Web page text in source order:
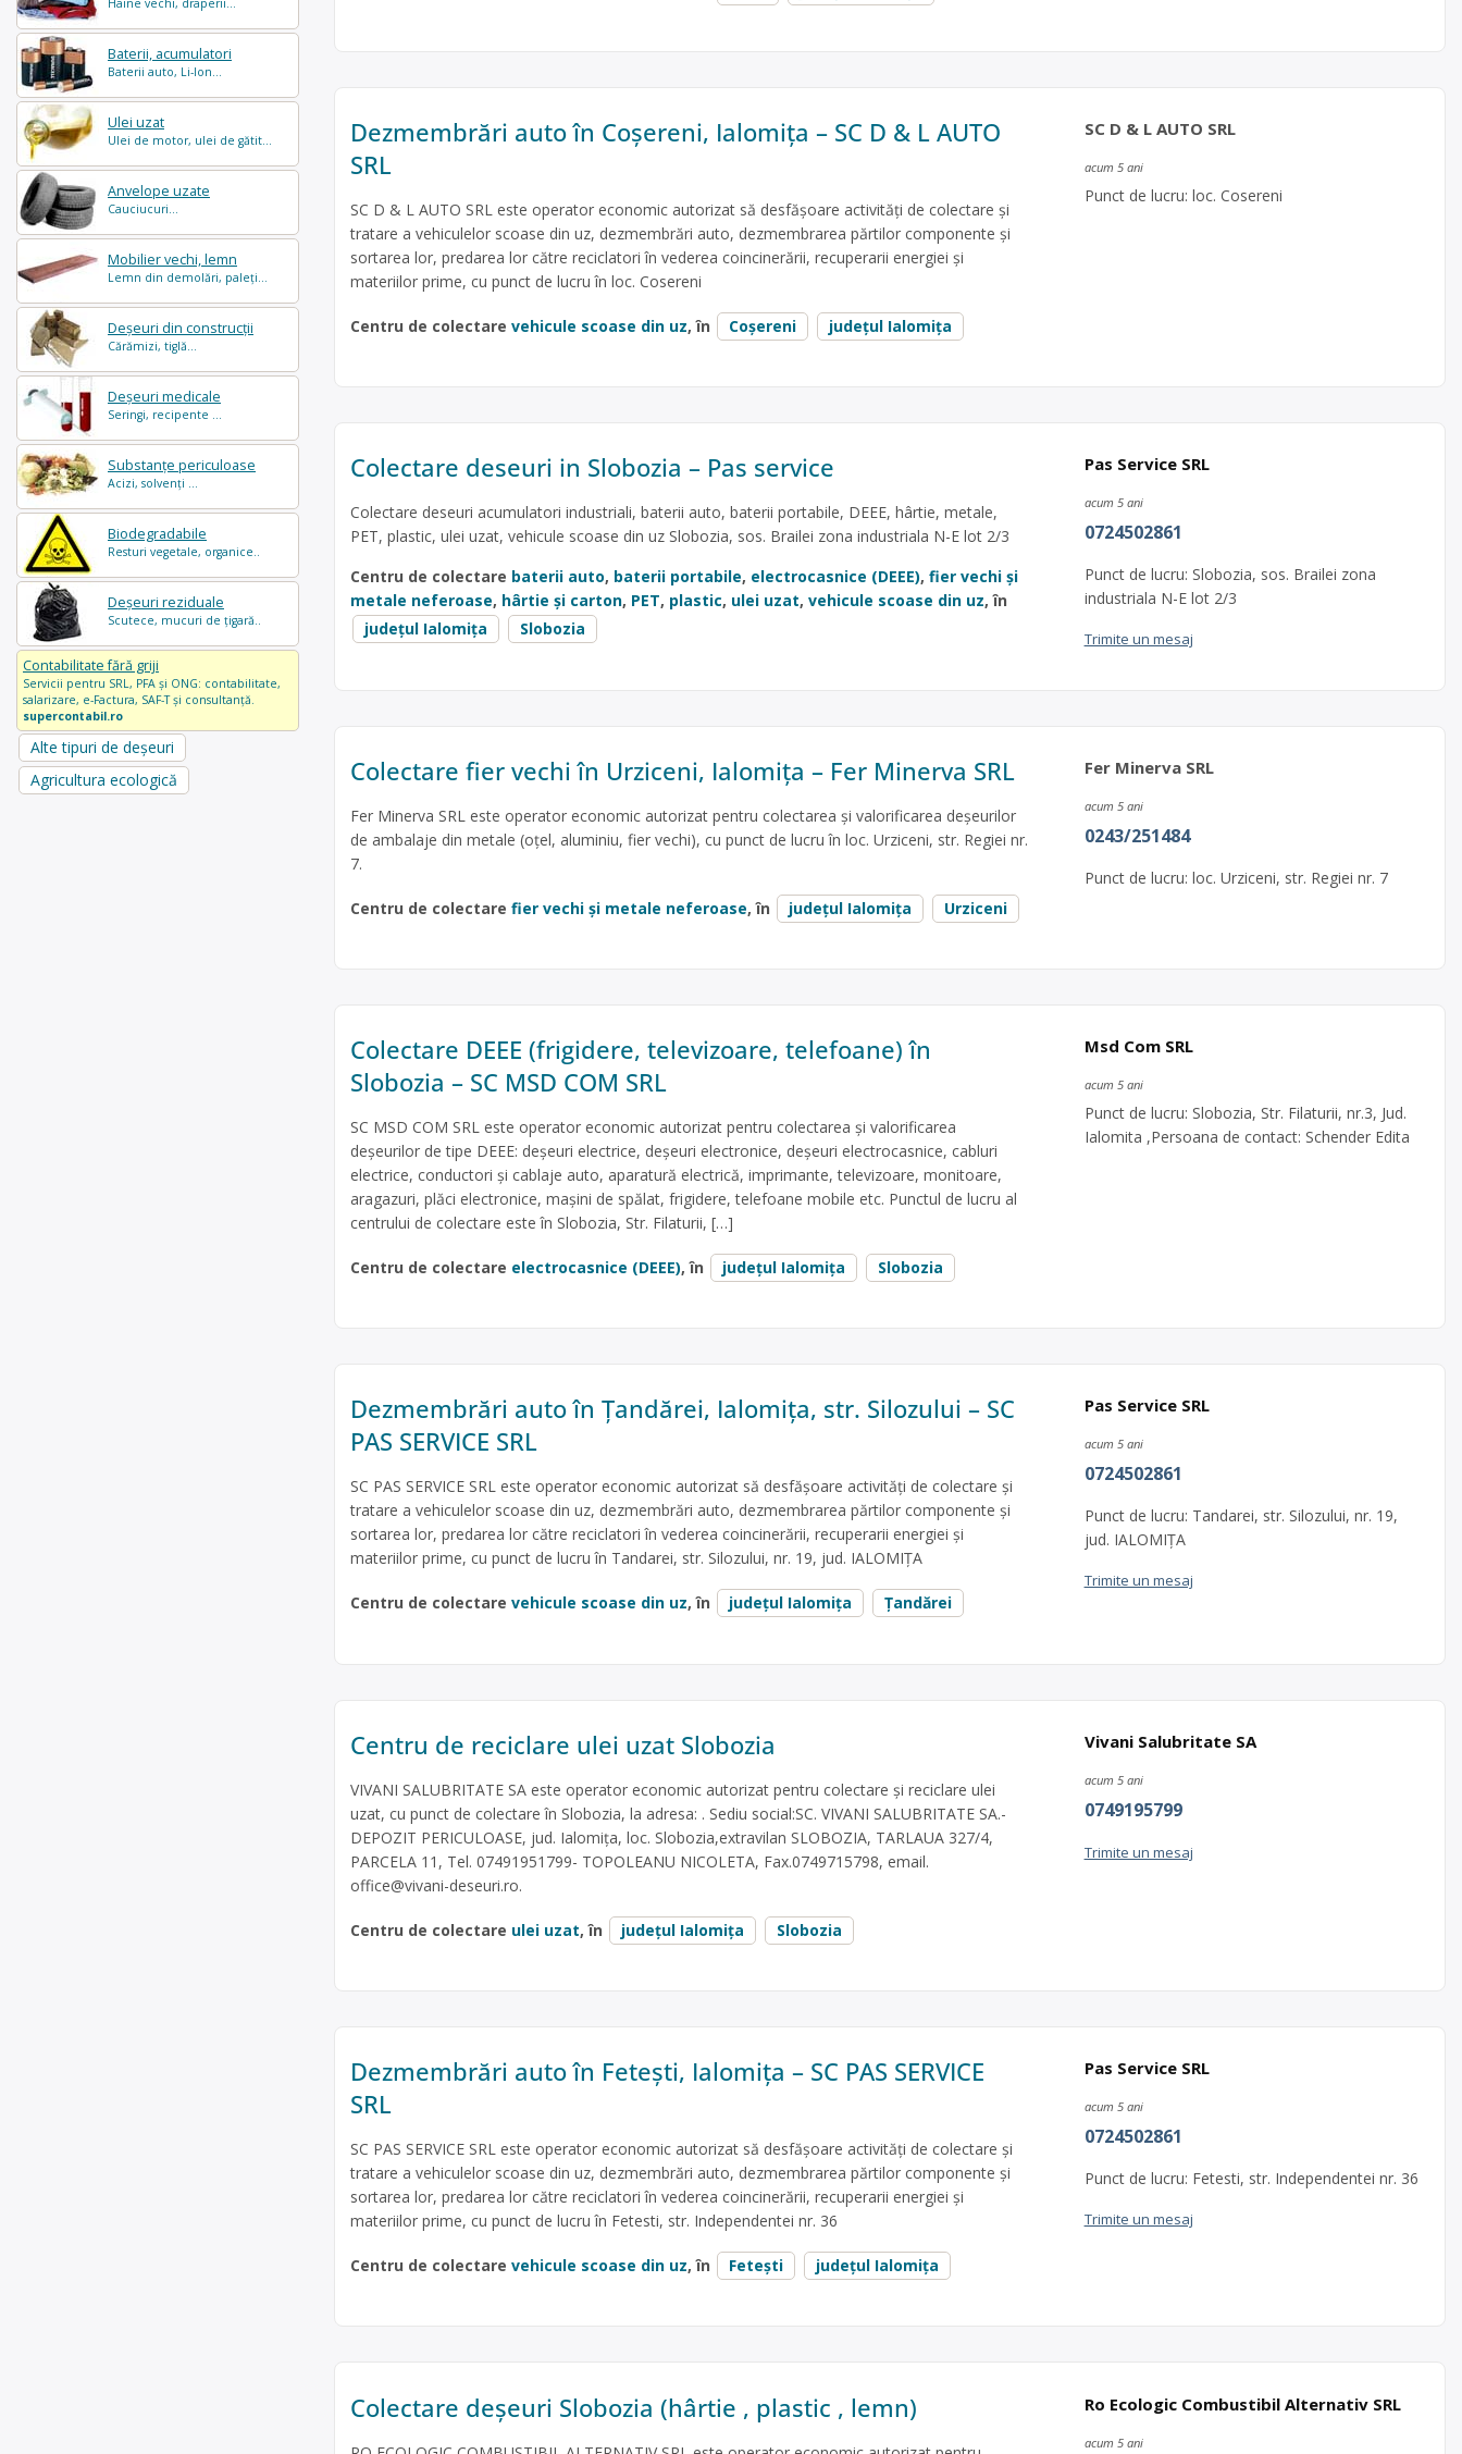
Haine vechi, draperii...
Baterii, acumulatori
Baterii auto, Li-Ion...
Ulei uzat
Ulei de motor, ulei de gătit...
Anvelope uzate
Cauciucuri...
Mobilier vechi, lemn
Lemn din demolări, paleți...
Deșeuri din construcții
Cărămizi, tiglă...
Deșeuri medicale
Seringi, recipente ...
Substanțe periculoase
Acizi, solvenți ...
Biodegradabile
Resturi vegetale, organice..
Deșeuri reziduale
Scutece, mucuri de țigară..
Contabilitate fără griji
Servicii pentru SRL, PFA și ONG: contabilitate,
salarizare, e-Factura, SAF-T și consultanță.
supercontabil.ro
Alte tipuri de deșeuri
Agricultura ecologică
Dezmembrări auto în Coșereni, Ialomița – SC D & L AUTO
SRL
SC D & L AUTO SRL este operator economic autorizat să desfăşoare activităţi de colectare şi
tratare a vehiculelor scoase din uz, dezmembrări auto, dezmembrarea părtilor componente și
sortarea lor, predarea lor către reciclatori în vederea coincinerării, recuperarii energiei și
materiilor prime, cu punct de lucru în loc. Cosereni
Centru de colectare vehicule scoase din uz, în Coșereni județul Ialomița
SC D & L AUTO SRL
acum 5 ani
Punct de lucru: loc. Cosereni
Colectare deseuri in Slobozia – Pas service
Colectare deseuri acumulatori industriali, baterii auto, baterii portabile, DEEE, hârtie, metale,
PET, plastic, ulei uzat, vehicule scoase din uz Slobozia, sos. Brailei zona industriala N-E lot 2/3
Centru de colectare baterii auto, baterii portabile, electrocasnice (DEEE), fier vechi și
metale neferoase, hârtie și carton, PET, plastic, ulei uzat, vehicule scoase din uz, în
județul Ialomița
Slobozia
Pas Service SRL
acum 5 ani
0724502861
Punct de lucru: Slobozia, sos. Brailei zona
industriala N-E lot 2/3
Trimite un mesaj
Colectare fier vechi în Urziceni, Ialomița – Fer Minerva SRL
Fer Minerva SRL este operator economic autorizat pentru colectarea și valorificarea deșeurilor
de ambalaje din metale (oțel, aluminiu, fier vechi), cu punct de lucru în loc. Urziceni, str. Regiei nr.
7.
Centru de colectare fier vechi și metale neferoase, în județul Ialomița Urziceni
Fer Minerva SRL
acum 5 ani
0243/251484
Punct de lucru: loc. Urziceni, str. Regiei nr. 7
Colectare DEEE (frigidere, televizoare, telefoane) în
Slobozia – SC MSD COM SRL
SC MSD COM SRL este operator economic autorizat pentru colectarea și valorificarea
deșeurilor de tipe DEEE: deșeuri electrice, deșeuri electronice, deșeuri electrocasnice, cabluri
electrice, conductori și cablaje auto, aparatură electrică, imprimante, televizoare, monitoare,
aragazuri, plăci electronice, mașini de spălat, frigidere, telefoane mobile etc. Punctul de lucru al
centrului de colectare este în Slobozia, Str. Filaturii, […]
Centru de colectare electrocasnice (DEEE), în județul Ialomița Slobozia
Msd Com SRL
acum 5 ani
Punct de lucru: Slobozia, Str. Filaturii, nr.3, Jud.
Ialomita ,Persoana de contact: Schender Edita
Dezmembrări auto în Țandărei, Ialomița, str. Silozului – SC
PAS SERVICE SRL
SC PAS SERVICE SRL este operator economic autorizat să desfăşoare activităţi de colectare şi
tratare a vehiculelor scoase din uz, dezmembrări auto, dezmembrarea părtilor componente și
sortarea lor, predarea lor către reciclatori în vederea coincinerării, recuperarii energiei și
materiilor prime, cu punct de lucru în Tandarei, str. Silozului, nr. 19, jud. IALOMIŢA
Centru de colectare vehicule scoase din uz, în județul Ialomița Țandărei
Pas Service SRL
acum 5 ani
0724502861
Punct de lucru: Tandarei, str. Silozului, nr. 19,
jud. IALOMIŢA
Trimite un mesaj
Centru de reciclare ulei uzat Slobozia
VIVANI SALUBRITATE SA este operator economic autorizat pentru colectare și reciclare ulei
uzat, cu punct de colectare în Slobozia, la adresa: . Sediu social:SC. VIVANI SALUBRITATE SA.-
DEPOZIT PERICULOASE, jud. Ialomița, loc. Slobozia,extravilan SLOBOZIA, TARLAUA 327/4,
PARCELA 11, Tel. 07491951799- TOPOLEANU NICOLETA, Fax.0749715798, email.
office@vivani-deseuri.ro.
Centru de colectare ulei uzat, în județul Ialomița Slobozia
Vivani Salubritate SA
acum 5 ani
0749195799
Trimite un mesaj
Dezmembrări auto în Fetești, Ialomița – SC PAS SERVICE
SRL
SC PAS SERVICE SRL este operator economic autorizat să desfăşoare activităţi de colectare şi
tratare a vehiculelor scoase din uz, dezmembrări auto, dezmembrarea părtilor componente și
sortarea lor, predarea lor către reciclatori în vederea coincinerării, recuperarii energiei și
materiilor prime, cu punct de lucru în Fetesti, str. Independentei nr. 36
Centru de colectare vehicule scoase din uz, în Fetești județul Ialomița
Pas Service SRL
acum 5 ani
0724502861
Punct de lucru: Fetesti, str. Independentei nr. 36
Trimite un mesaj
Colectare deșeuri Slobozia (hârtie , plastic , lemn) Ro Ecologic Combustibil Alternativ SRL
acum 5 ani